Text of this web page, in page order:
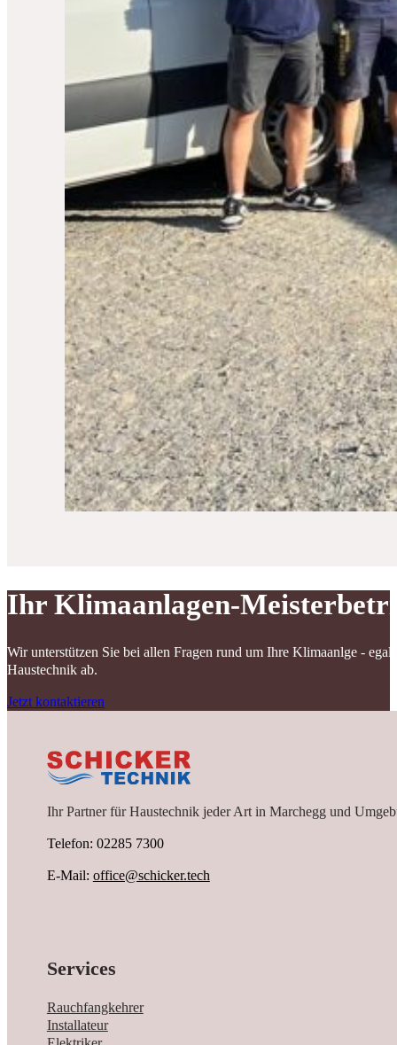
Ihr Klimaanlagen-
Wir unterstützen Sie bei allen Fragen rund um Ihre Klimaanlge -
Haustechnik ab.
Jetzt kontaktieren
Ihr Partner für Haustechnik jeder Art in Marchegg und
Telefon: 02285 7300
E-Mail: office@schicker.tech
Services
Rauchfangkehrer
Installateur